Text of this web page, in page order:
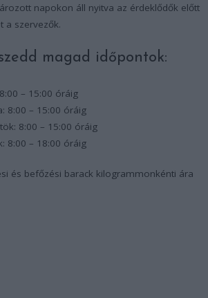
napokon áll nyitva az érdeklődők előtt
a szervezők.
magad időpontok:
– 15:00 óráig
8:00 – 15:00 óráig
8:00 – 15:00 óráig
8:00 – 18:00 óráig
és befőzési barack kilogrammonkénti ára